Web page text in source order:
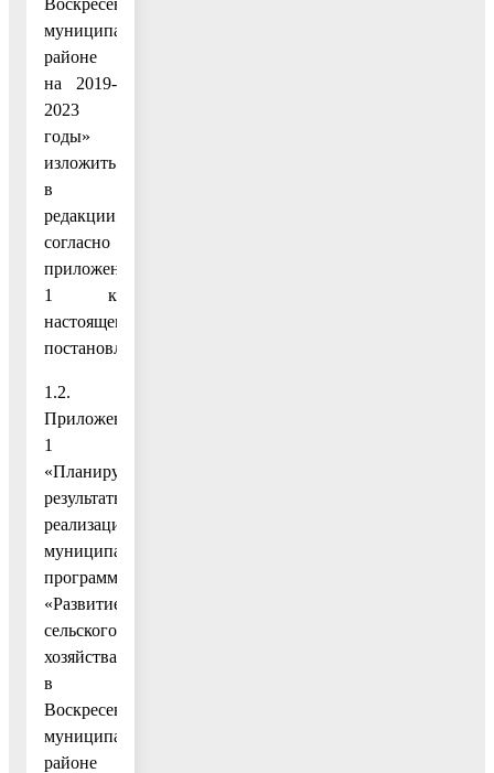
муниципальном
районе
на 2019-
2023
годы»
изложить
в
редакции
согласно
приложению
1 к
настоящему
постановлению;
1.2.
Приложение
1
«Планируемые
результаты
реализации
муниципальной
программы
«Развитие
сельского
хозяйства
в
Воскресенском
муниципальном
районе